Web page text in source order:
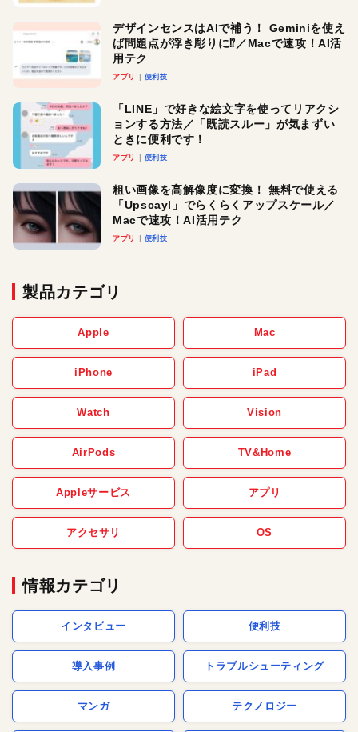
デザインセンスはAIで補う！ Geminiを使え
ば問題点が浮き彫りに⁉︎／Macで速攻！AI活
用テク
アプリ 便利技
「LINE」で好きな絵文字を使ってリアクシ
ョンする方法／「既読スルー」が気まずい
ときに便利です！
アプリ 便利技
粗い画像を高解像度に変換！ 無料で使える
「Upscayl」でらくらくアップスケール／
Macで速攻！AI活用テク
アプリ 便利技
製品カテゴリ
Apple Mac
iPhone iPad
Watch Vision
AirPods TV&Home
Appleサービス アプリ
アクセサリ OS
情報カテゴリ
インタビュー 便利技
導入事例 トラブルシューティング
マンガ テクノロジー